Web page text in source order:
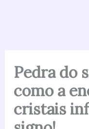
Pedra do
como a
cristais